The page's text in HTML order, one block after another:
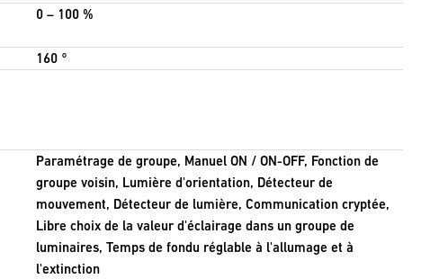
0 – 100 %
160 °
Paramétrage de groupe, Manuel ON / ON-OFF, Fonction de
groupe voisin, Lumière d'orientation, Détecteur de
mouvement, Détecteur de lumière, Communication cryptée,
Libre choix de la valeur d'éclairage dans un groupe de
luminaires, Temps de fondu réglable à l'allumage et à
l'extinction